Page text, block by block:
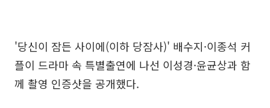
'당신이 잠든 사이에(이하 당잠사)' 배수지·이종석 커
플이 드라마 속 특별출연에 나선 이성경·윤균상과 함
께 촬영 인증샷을 공개했다.